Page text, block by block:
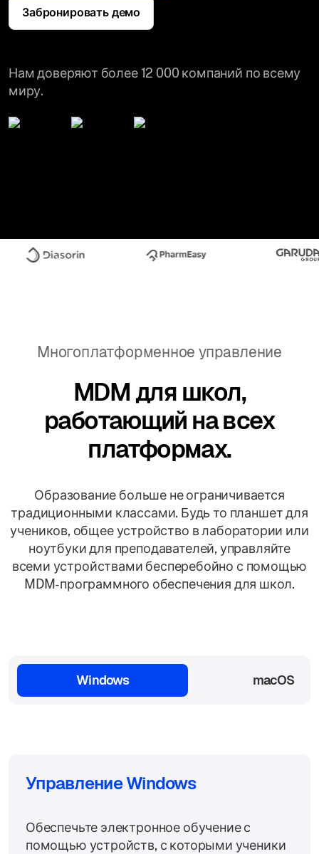
Забронировать демо
Нам доверяют более 12 000 компаний по всему
миру.
Многоплатформенное управление
MDM для школ,
работающий на всех
платформах.
Образование больше не ограничивается
традиционными классами. Будь то планшет для
учеников, общее устройство в лаборатории или
ноутбуки для преподавателей, управляйте
всеми устройствами бесперебойно с помощью
MDM-программного обеспечения для школ.
Windows macOS
Управление Windows
Обеспечьте электронное обучение с
помощью устройств, с которыми ученики